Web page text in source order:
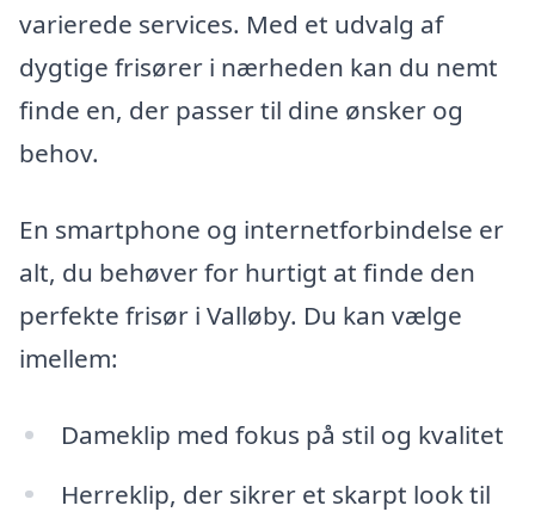
varierede services. Med et udvalg af
dygtige frisører i nærheden kan du nemt
finde en, der passer til dine ønsker og
behov.
En smartphone og internetforbindelse er
alt, du behøver for hurtigt at finde den
perfekte frisør i Valløby. Du kan vælge
imellem:
Dameklip med fokus på stil og kvalitet
Herreklip, der sikrer et skarpt look til